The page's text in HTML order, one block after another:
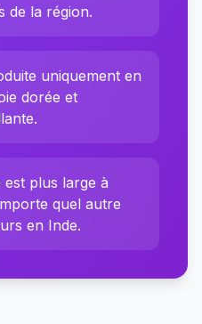
de la région.
uniquement en
dorée et
plus large à
quel autre
en Inde.